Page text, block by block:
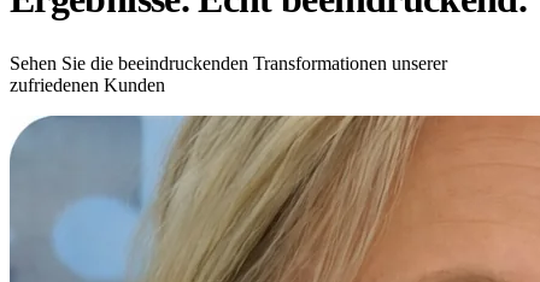
Sehen Sie die beeindruckenden Transformationen unserer
zufriedenen Kunden